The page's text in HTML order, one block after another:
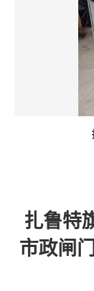
扎鲁特
市政闸